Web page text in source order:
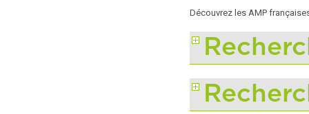
Découvrez les AMP